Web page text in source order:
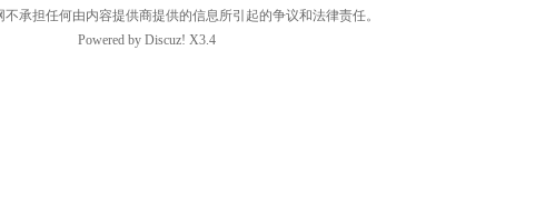
不承担任何由内容提供商提供的信息所引起的争议和法律责任。
Powered byDiscuz! X3.4